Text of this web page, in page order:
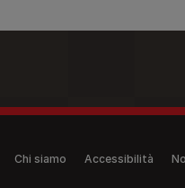
Legal (anonymous)
Chi siamo Accessibilità